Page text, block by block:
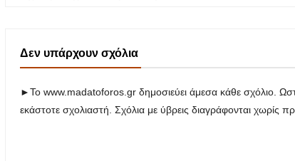
Δεν υπάρχουν σχόλια
►Το www.madatoforos.gr δημοσιεύει άμεσα κάθε σχόλιο.
εκάστοτε σχολιαστή. Σχόλια με ύβρεις διαγράφονται χωρίς